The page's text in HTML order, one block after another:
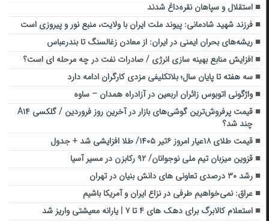
استقلال و سپاهان نقره‌داغ شدند
فرزند شهید شادمانی: پیوند ملت ایران با ولایت، منبع نور و پیروزی است
ریشه‌های بحران ایمنی در ایران: از معادن زغالسنگ تا بندرعباس
افزایش منابع بهینه سازی انرژی / صادرات نفت در چه مرحله ای است؟
سه هفته تا پایان سال؛ بلاتکلیفی مزدی کارگران ادامه دارد
واژگونی اتوبوس زائران اربعین در آزادراه همدان – ساوه
قیمت پرفروش‌ترین گوشی‌های بازار در آخرین روز فروردین / گلکسی A۱۴
چند شد؟
قیمت طلای ۱۸عیار امروز ۶تیر ۱۴۰۵/ طلا افزایشی شد + جدول
قزوین میزبان تیم ملی نوجوانان/ ۹۲ رکابزن در مسیر آسیا
رشد ۳۰ درصدی تعاونی های دانش بنیان در تهران
عراق: نمی‌خواهیم طرفی در نزاع ایران و آمریکا باشیم
استعلام کالابرگ برای دهک های ۴ تا ۷ | یارانه معیشتی واریز شد